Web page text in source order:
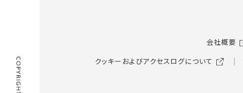
会社概要
クッキーおよびアクセスログについて